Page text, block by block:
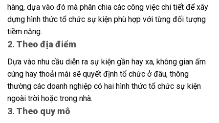
hàng, dựa vào đó mà phân chia các công việc chi tiết để xây
dựng hình thức tổ chức sự kiện phù hợp với từng đối tượng
tiềm năng.
2. Theo địa điểm
Dựa vào nhu cầu diễn ra sự kiện gần hay xa, không gian ấm
cúng hay thoải mái sẽ quyết định tổ chức ở đâu, thông
thường các doanh nghiệp có hai hình thức tổ chức sự kiện
ngoài trời hoặc trong nhà.
3. Theo quy mô